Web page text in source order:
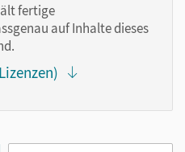
Vertiefung und
kreative
fertige
auf Inhalte dieses